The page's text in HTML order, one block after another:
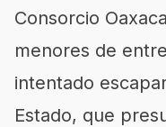
Consorcio
menores de
intentado
Estado, que